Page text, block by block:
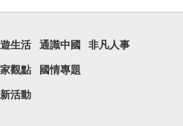
生活 通識中國 非凡人事
觀點 國情專題
活動